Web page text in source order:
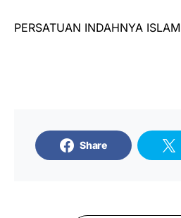
PERSATUAN INDAHNYA ISLAM
Share